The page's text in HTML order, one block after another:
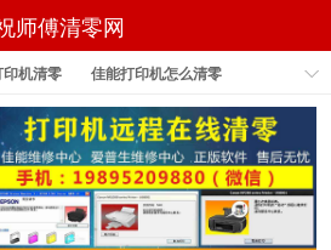
师傅清零网
机清零
佳能打印机怎么清零
机清零
佳能打印机清零软件